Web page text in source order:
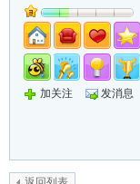
加关注 发消息